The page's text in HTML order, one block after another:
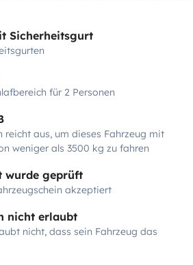
Sicherheitsgurt
für 2 Personen
reicht aus, um dieses Fahrzeug mit
weniger als 3500 kg zu fahren
wurde geprüft
akzeptiert
nicht erlaubt
nicht, dass sein Fahrzeug das